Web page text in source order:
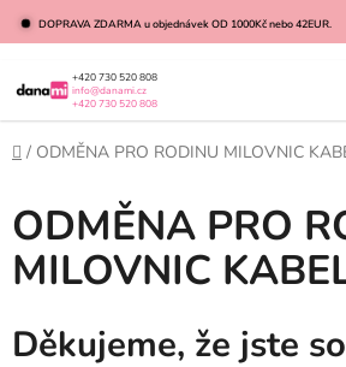
Přejít
na
DOPRAVA ZDARMA u objednávek OD 1000Kč nebo 42EUR.
+420 730 520 808
info@danami.cz
+420 730 520 808
Domů
/ ODMĚNA PRO RODINU MILOVNIC
ODMĚNA PRO
MILOVNIC
Děkujeme, že jste